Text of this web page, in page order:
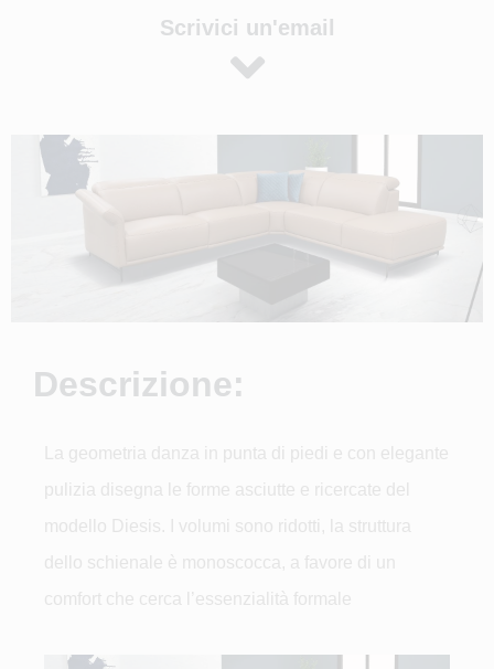
Scrivici un'email
Descrizione:
La geometria danza in punta di piedi e con elegante
pulizia disegna le forme asciutte e ricercate del
modello Diesis. I volumi sono ridotti, la struttura
dello schienale è monoscocca, a favore di un
comfort che cerca l’essenzialità formale